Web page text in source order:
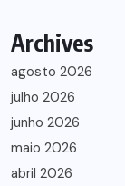
Archives
agosto 2026
julho 2026
junho 2026
maio 2026
abril 2026